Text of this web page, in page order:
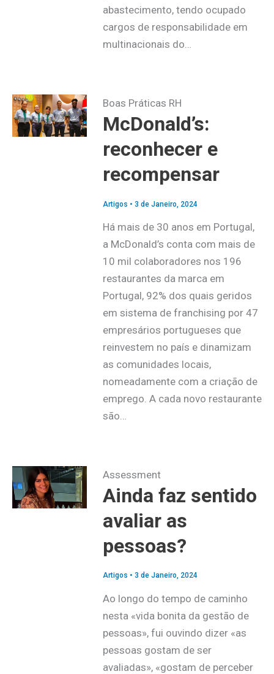
abastecimento, tendo ocupado
cargos de responsabilidade em
multinacionais do…
Boas Práticas RH
McDonald’s:
reconhecer e
recompensar
Artigos • 3 de Janeiro, 2024
Há mais de 30 anos em Portugal,
a McDonald’s conta com mais de
10 mil colaboradores nos 196
restaurantes da marca em
Portugal, 92% dos quais geridos
em sistema de franchising por 47
empresários portugueses que
reinvestem no país e dinamizam
as comunidades locais,
nomeadamente com a criação de
emprego. A cada novo restaurante
são…
Assessment
Ainda faz sentido
avaliar as
pessoas?
Artigos • 3 de Janeiro, 2024
Ao longo do tempo de caminho
nesta «vida bonita da gestão de
pessoas», fui ouvindo dizer «as
pessoas gostam de ser
avaliadas», «gostam de perceber